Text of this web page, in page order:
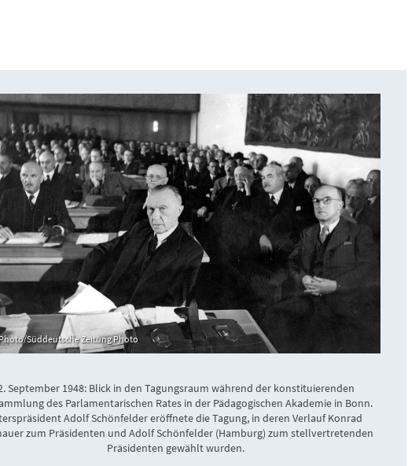
Süddeutsche Zeitung Photo
September 1948: Blick in den Tagungsraum während der konstituierenden
des Parlamentarischen Rates in der Pädagogischen Akademie in Bonn.
A​dolf Schönfelder eröffnete die Tagung, in deren Verlauf Konrad
zum Präsidenten und​ Adolf Schönfelder (Hamburg) zum stellvertretenden
Präsidenten gewählt wurden.